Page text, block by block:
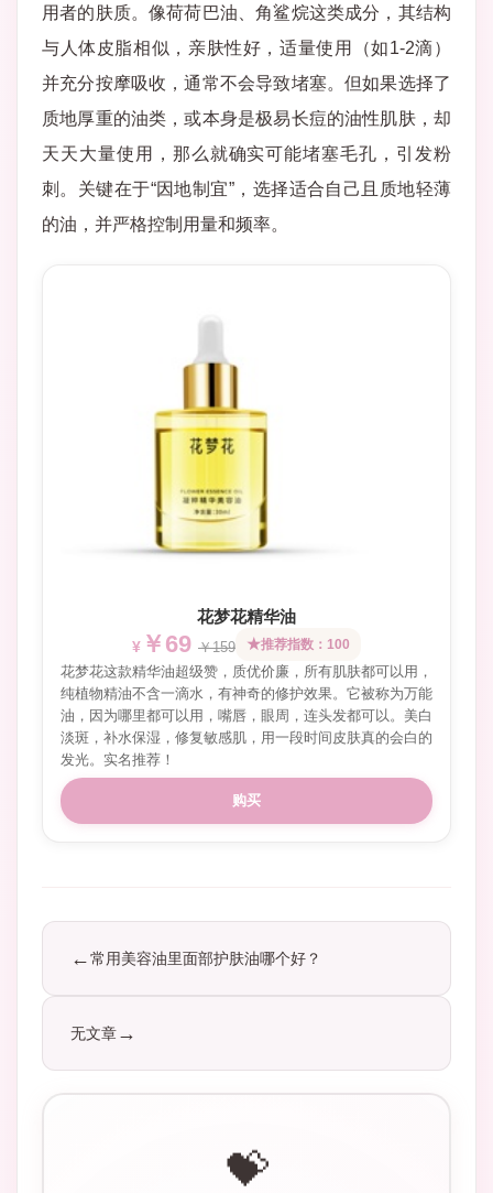
用者的肤质。像荷荷巴油、角鲨烷这类成分，其结构
与人体皮脂相似，亲肤性好，适量使用（如1-2滴）
并充分按摩吸收，通常不会导致堵塞。但如果选择了
质地厚重的油类，或本身是极易长痘的油性肌肤，却
天天大量使用，那么就确实可能堵塞毛孔，引发粉
刺。关键在于“因地制宜”，选择适合自己且质地轻薄
的油，并严格控制用量和频率。
花梦花精华油
￥69 ￥159 推荐指数：100
花梦花这款精华油超级赞，质优价廉，所有肌肤都可以用，
纯植物精油不含一滴水，有神奇的修护效果。它被称为万能
油，因为哪里都可以用，嘴唇，眼周，连头发都可以。美白
淡斑，补水保湿，修复敏感肌，用一段时间皮肤真的会白的
发光。实名推荐！
购买
常用美容油里面部护肤油哪个好？
无文章
💝